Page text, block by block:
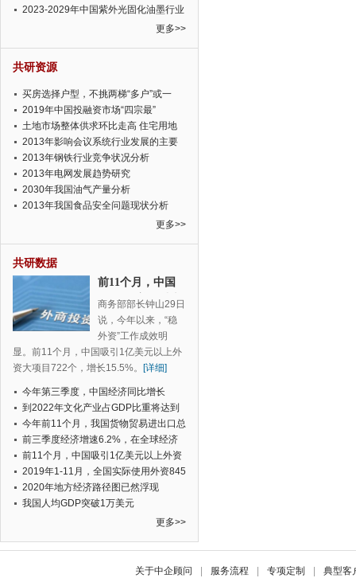
与发展前景预测报告
2023-2029年中国紫外光固化油墨行业
更多>>
共研资源
买房选择户型，不挑两梯“多户”或一
梯“多户”
2019年中国投融资市场“四宗最”
土地市场整体供求环比走高 住宅用地
成交量倍增
2013年影响会议系统行业发展的主要
因素解析
2013年钢铁行业竞争状况分析
2013年电网发展趋势研究
2030年我国油气产量分析
2013年我国食品安全问题现状分析
更多>>
共研数据
前11个月，中国
吸引1亿美元以上
外资大项目722
个，增长15.5%
商务部部长钟山29日
说，今年以来，“稳
外资”工作成效明
显。前11个月，中国吸引1亿美元以上外
资大项目722个，增长15.5%。 [详细]
今年第三季度，中国经济同比增长
6%，为1992年中国有季度数据以来的
新低
到2022年文化产业占GDP比重将达到
5%，成为国民经济支柱产业
今年前11个月，我国货物贸易进出口总
值28.5万亿元人民币，比去年同期增长
2.4%
前三季度经济增速6.2%，在全球经济
总量1万亿美元以上的经济体中增速最
快
前11个月，中国吸引1亿美元以上外资
大项目722个，增长15.5%
2019年1-11月，全国实际使用外资845
9.4亿元人民币，同比增长6.0%
2020年地方经济路径图已然浮现
我国人均GDP突破1万美元
更多>>
关于中企顾问 服务流程 专项定制 典型客